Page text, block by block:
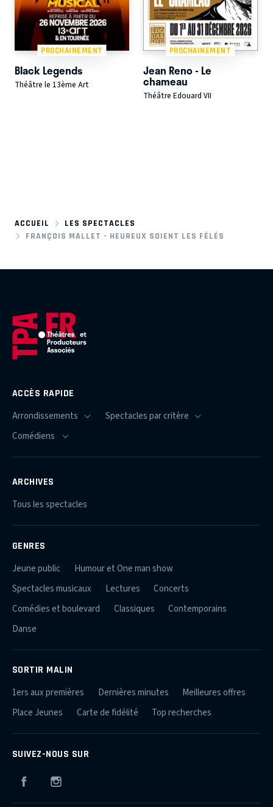
PROCHAINEMENT
Black Legends
Théâtre le 13ème Art
PROCHAINEMENT
Jean Reno - Le
chameau
Théâtre Edouard VII
ACCUEIL
LES SPECTACLES
FRANÇOIS MALLET - HEUREUX SOIENT LES FÊLÉS
ACCÈS RAPIDE
ARCHIVES
Tous les spectacles
GENRES
Jeune public
Humour et One man show
Spectacles musicaux
Lectures
Concerts
Comédies et boulevard
Classiques
Contemporains
Danse
SORTIR MALIN
1ers aux premières Dernières minutes
Meilleures offres
Place Jeunes
Carte de fidélité Top recherches
SUIVEZ-NOUS SUR
Facebook